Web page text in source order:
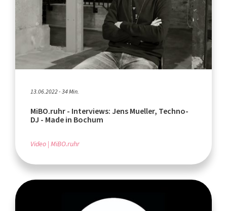
13.06.2022 - 34 Min.
MiBO.ruhr - Interviews: Jens Mueller, Techno-
DJ - Made in Bochum
Video MiBO.ruhr